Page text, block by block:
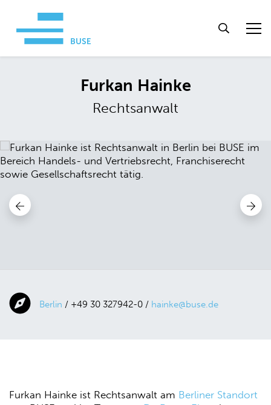
Furkan Hainke
Rechtsanwalt
Berlin / +49 30 327942-0 / hainke@buse.de
Furkan Hainke ist Rechtsanwalt am Berliner Standort